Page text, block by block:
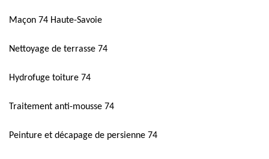
Maçon 74 Haute-Savoie
Nettoyage de terrasse 74
Hydrofuge toiture 74
Traitement anti-mousse 74
Peinture et décapage de persienne 74